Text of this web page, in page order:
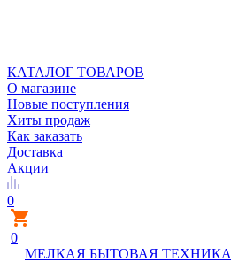
КАТАЛОГ ТОВАРОВ
О магазине
Новые поступления
Хиты продаж
Как заказать
Доставка
Акции
0
0
МЕЛКАЯ БЫТОВАЯ ТЕХНИКА